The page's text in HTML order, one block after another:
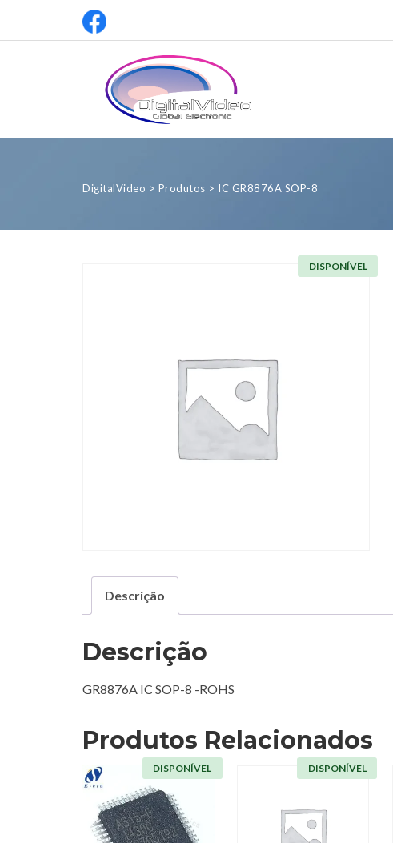
DigitalVideo > Produtos > IC GR8876A SOP-8
DISPONÍVEL
Descrição
Descrição
GR8876A IC SOP-8 -ROHS
Produtos Relacionados
DISPONÍVEL DISPONÍVEL